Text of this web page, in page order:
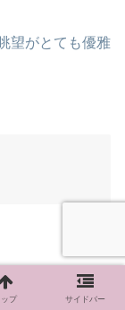
望がとても優雅
ップ サイドバー